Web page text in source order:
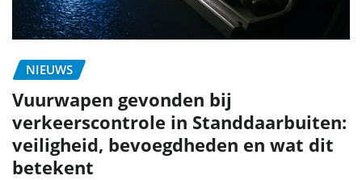
NIEUWS
Vuurwapen gevonden bij
verkeerscontrole in Standdaarbuiten:
veiligheid, bevoegdheden en wat dit
betekent